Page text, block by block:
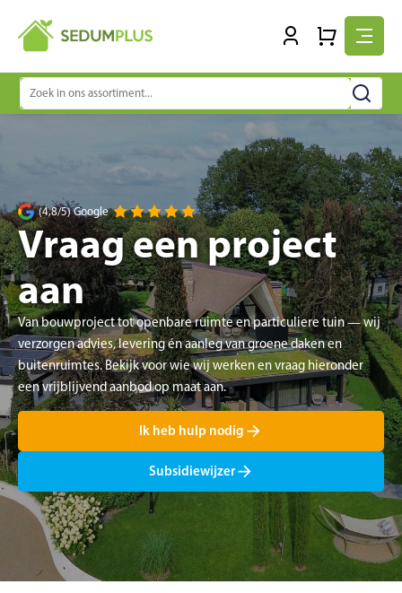
Zoeken
naar:
(4,8/5) Google
Vraag een project
aan
Van bouwproject tot openbare ruimte en particuliere tuin — wij
verzorgen advies, levering én aanleg van groene daken en
buitenruimtes. Bekijk voor wie wij werken en vraag hieronder
een vrijblijvend aanbod op maat aan.
Ik heb hulp nodig
Subsidiewijzer